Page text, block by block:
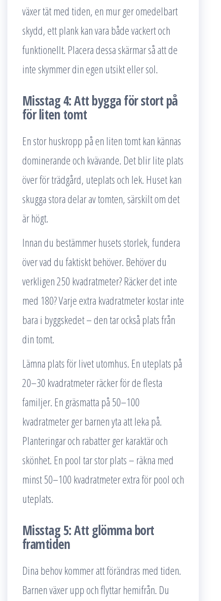
växer tät med tiden, en mur ger omedelbart
skydd, ett plank kan vara både vackert och
funktionellt. Placera dessa skärmar så att de
inte skymmer din egen utsikt eller sol.
Misstag 4: Att bygga för stort på
för liten tomt
En stor huskropp på en liten tomt kan kännas
dominerande och kvävande. Det blir lite plats
över för trädgård, uteplats och lek. Huset kan
skugga stora delar av tomten, särskilt om det
är högt.
Innan du bestämmer husets storlek, fundera
över vad du faktiskt behöver. Behöver du
verkligen 250 kvadratmeter? Räcker det inte
med 180? Varje extra kvadratmeter kostar inte
bara i byggskedet – den tar också plats från
din tomt.
Lämna plats för livet utomhus. En uteplats på
20–30 kvadratmeter räcker för de flesta
familjer. En gräsmatta på 50–100
kvadratmeter ger barnen yta att leka på.
Planteringar och rabatter ger karaktär och
skönhet. En pool tar stor plats – räkna med
minst 50–100 kvadratmeter extra för pool och
uteplats.
Misstag 5: Att glömma bort
framtiden
Dina behov kommer att förändras med tiden.
Barnen växer upp och flyttar hemifrån. Du